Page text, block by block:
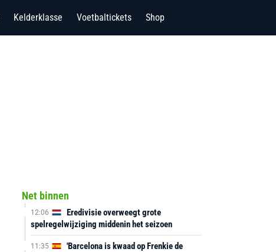
Kelderklasse Voetbaltickets Shop
Net binnen
12:06
Eredivisie overweegt grote
spelregelwijziging middenin het seizoen
11:35
'Barcelona is kwaad op Frenkie de